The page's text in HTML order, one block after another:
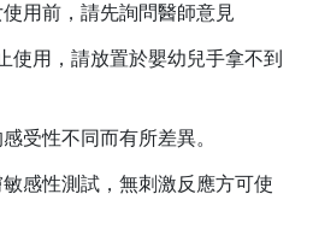
用前，請先詢問醫師意見
使用，請放置於嬰幼兒手拿不到
受性不同而有所差異。
感性測試，無刺激反應方可使